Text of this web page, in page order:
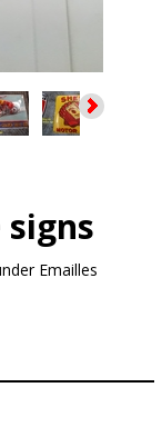
Emailles